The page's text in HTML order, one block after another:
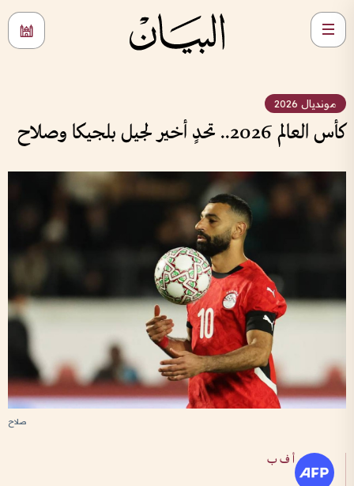
مونديال 2026
كأس العالم 2026.. تحدٍ أخير لجيل بلجيكا وصلاح
صلاح
أ ف ب